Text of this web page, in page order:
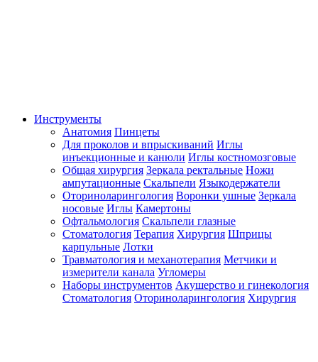
Инструменты
Анатомия Пинцеты
Для проколов и впрыскиваний Иглы
инъекционные и канюли Иглы костномозговые
Общая хирургия Зеркала ректальные Ножи
ампутационные Скальпели Языкодержатели
Оториноларингология Воронки ушные Зеркала
носовые Иглы Камертоны
Офтальмология Скальпели глазные
Стоматология Терапия Хирургия Шприцы
карпульные Лотки
Травматология и механотерапия Метчики и
измерители канала Угломеры
Наборы инструментов Акушерство и гинекология
Стоматология Оториноларингология Хирургия